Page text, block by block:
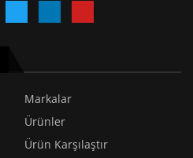
Markalar
Ürünler
Ürün Karşılaştır